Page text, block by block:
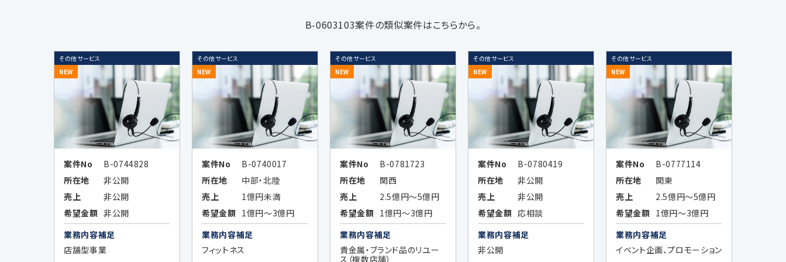
広告効果の分析及びお客様の趣向に合わせた広告情報等の表示、メールマガジン等、各種ご案内のため
上記各目的に関連する市場分析、マーケティングのため
データのハッシュ化等の加工、統計化の方法等により特定の個人を識別できない形式に加工したデータまたは統計情報（統計データ）の
作成のため、及び当該加工したデータまたは統計データの第三者提供のため
4.個人情報の第三者提供の制限
次の場合を除いてお客様の個人情報を第三者に開示又は提供することはありません。
お客様ご本人が同意されている場合
法令などの定めにより開示が必要な場合
B-0603103案件の類似案件はこちらから。
その他サービス
NEW
案件No
B-0744828
所在地
非公開
売上
非公開
希望金額 非公開
業務内容補足
店舗型事業
その他サービス
NEW
案件No
B-0740017
所在地
中部・北陸
売上
1億円未満
希望金額 1億円～3億円
業務内容補足
フィットネス
その他サービス
NEW
案件No
B-0781723
所在地
関西
売上
2.5億円～5億円
希望金額 1億円～3億円
業務内容補足
貴金属・ブランド品のリユー
ス（複数店舗）
その他サービス
NEW
案件No
B-0780419
所在地
非公開
売上
非公開
希望金額 応相談
業務内容補足
非公開
その他サービス
NEW
案件No
B-0777114
所在地
関東
売上
2.5億円～5億円
希望金額 1億円～3億円
業務内容補足
イベント企画、プロモーション